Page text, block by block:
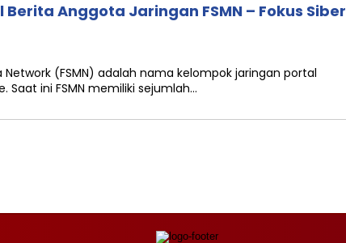
Anggota Jaringan FSMN – Fokus Siber
Network (FSMN) adalah nama kelompok jaringan portal
ini FSMN memiliki sejumlah…